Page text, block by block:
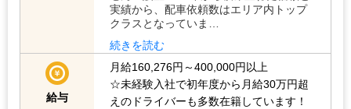
実績から、配車依頼数はエリア内トップ
クラスとなっていま…
続きを読む
給与
月給160,276円～400,000円以上
☆未経験入社で初年度から月給30万円超
えのドライバーも多数在籍しています！